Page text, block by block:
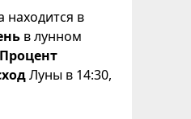
находится в
в лунном
Процент
Луны в 14:30,